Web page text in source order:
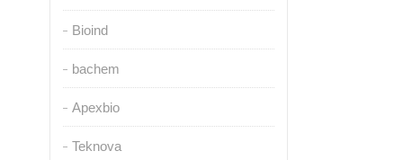
Bioind
bachem
Apexbio
Teknova